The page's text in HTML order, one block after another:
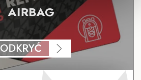
AIRBAG
ODKRYĆ